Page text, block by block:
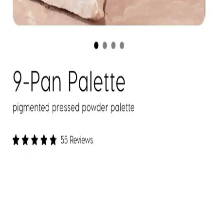
Kapatıcı ve fondöten arasındaki temel farklar, kullanım alanları ve
uygulama zorlukları makyaj başlangıcında tercih nedenlerini
Doğal Dudaklar İçin Uygun Seçenek
Mac XIMAL Silky Matte Ruj, yüksek pigmentasyon ve doğal
ambalajıyla öne çıkan şık bir makyaj ürünüdür.
Performansı ve Kullanıcı Deneyimleri